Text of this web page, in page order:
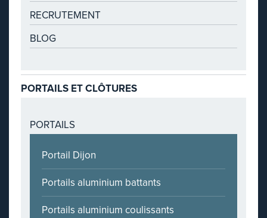
RECRUTEMENT
BLOG
PORTAILS ET CLÔTURES
PORTAILS
Portail Dijon
Portails aluminium battants
Portails aluminium coulissants